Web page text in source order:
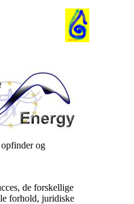
og
de forskellige
forhold, juridiske